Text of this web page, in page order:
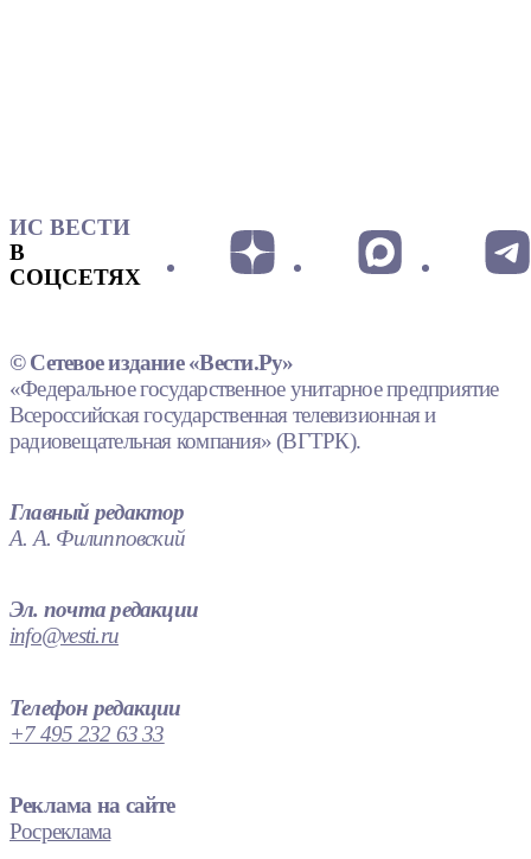
ИС ВЕСТИ
В
СОЦСЕТЯХ
© Сетевое издание «Вести.Ру»
«Федеральное государственное унитарное предприятие
Всероссийская государственная телевизионная и
радиовещательная компания» (ВГТРК).
Главный редактор
А. А. Филипповский
Эл. почта редакции
info@vesti.ru
Телефон редакции
+7 495 232 63 33
Реклама на сайте
Росреклама